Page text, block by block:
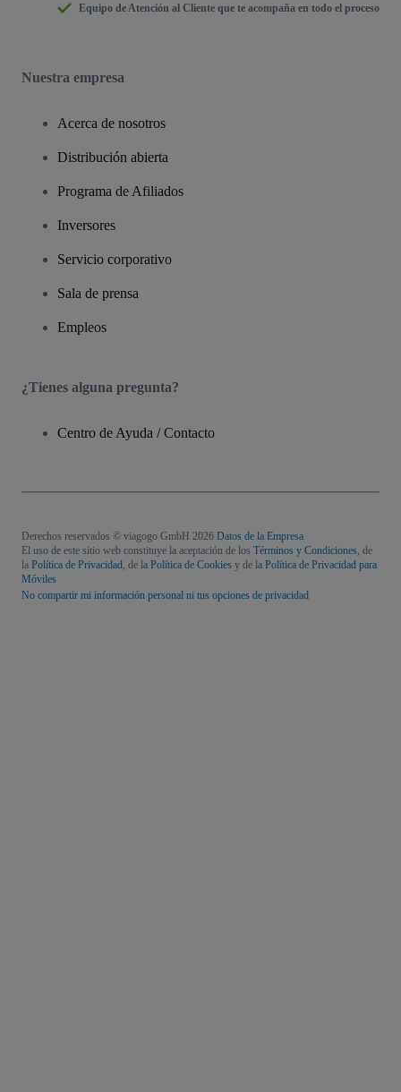
Equipo de Atención al Cliente que te acompaña en todo el proceso
Nuestra empresa
Acerca de nosotros
Distribución abierta
Programa de Afiliados
Inversores
Servicio corporativo
Sala de prensa
Empleos
¿Tienes alguna pregunta?
Centro de Ayuda / Contacto
Derechos reservados © viagogo GmbH 2026 Datos de la Empresa
El uso de este sitio web constituye la aceptación de los Términos y Condiciones, de
la Política de Privacidad, de la Política de Cookies y de la Política de Privacidad para
Móviles
No compartir mi información personal ni tus opciones de privacidad